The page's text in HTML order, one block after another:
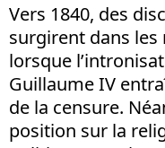
Vers 1840, des
surgirent dans les
lorsque
Guillaume IV
de la censure.
position sur la